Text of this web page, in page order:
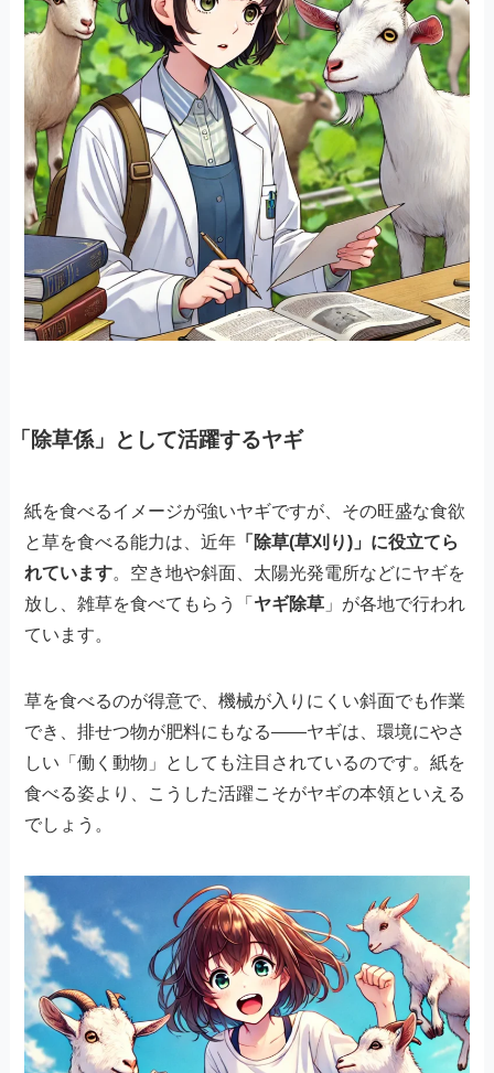
「除草係」として活躍するヤギ
紙を食べるイメージが強いヤギですが、その旺盛な食欲
と草を食べる能力は、近年 「除草(草刈り)」に役立てら
れています。空き地や斜面、太陽光発電所などにヤギを
放し、雑草を食べてもらう「 ヤギ除草 」が各地で行われ
ています。
草を食べるのが得意で、機械が入りにくい斜面でも作業
でき、排せつ物が肥料にもなる——ヤギは、環境にやさ
しい「働く動物」としても注目されているのです。紙を
食べる姿より、こうした活躍こそがヤギの本領といえる
でしょう。